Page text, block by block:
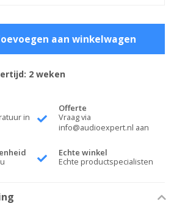
aan winkelwagen
2 weken
in
Offerte
Vraag via
info@audioexpert.nl aan
Echte winkel
Echte productspecialisten